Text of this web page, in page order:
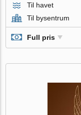
Til havet
Til bysentrum
Full pris